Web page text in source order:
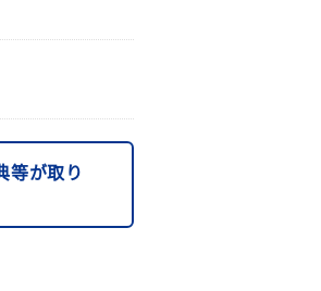
等が取り